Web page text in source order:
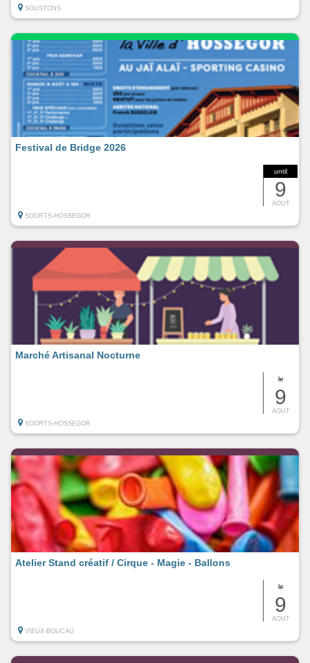
SOUSTONS
until
9
AOUT
Festival de Bridge 2026
SOORTS-HOSSEGOR
le
9
AOUT
Marché Artisanal Nocturne
SOORTS-HOSSEGOR
le
9
AOUT
Atelier Stand créatif / Cirque - Magie - Ballons
VIEUX-BOUCAU